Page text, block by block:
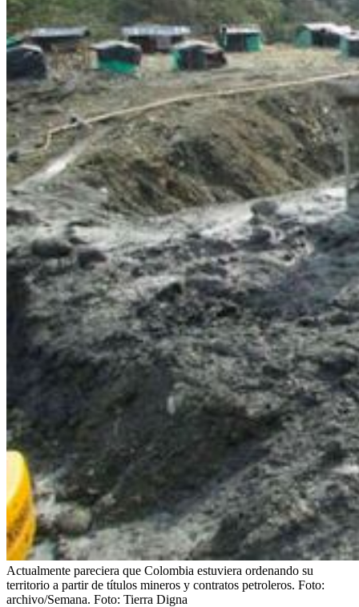
Actualmente pareciera que Colombia estuviera ordenando su
territorio a partir de títulos mineros y contratos petroleros. Foto:
archivo/Semana. Foto: Tierra Digna